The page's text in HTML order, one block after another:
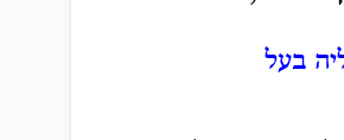
בעל